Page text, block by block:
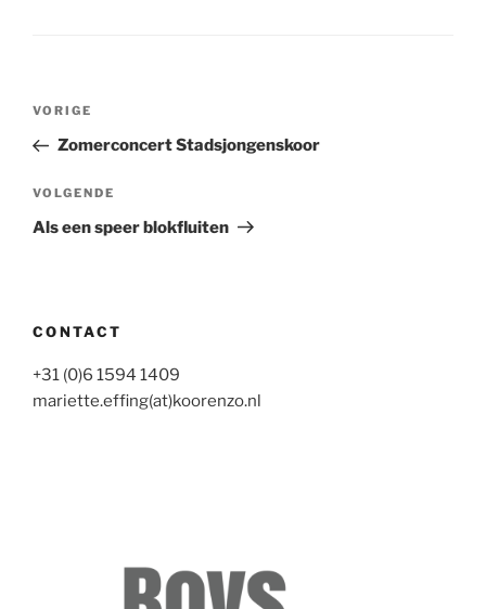
Bericht
Vorig
bericht
VORIGE
Zomerconcert Stadsjongenskoor
Volgend
bericht
VOLGENDE
Als een speer blokfluiten
CONTACT
+31 (0)6 1594 1409
mariette.effing(at)koorenzo.nl